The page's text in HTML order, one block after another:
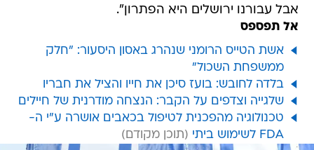
אבל עבורנו ירושלים היא הפתרון".
אל תפספס
אשת הטייס הרומני שנהרג באסון היסעור: "חלק
ממשפחת השכול"
בלדה לחובש: בועז סיכן את חייו והציל את חבריו
שלגייה וצדפים על הקבר: הנצחה מודרנית של חיילים
טכנולוגיה מהפכנית לטיפול בכאבים אושרה ע"י ה-
FDA לשימוש ביתי